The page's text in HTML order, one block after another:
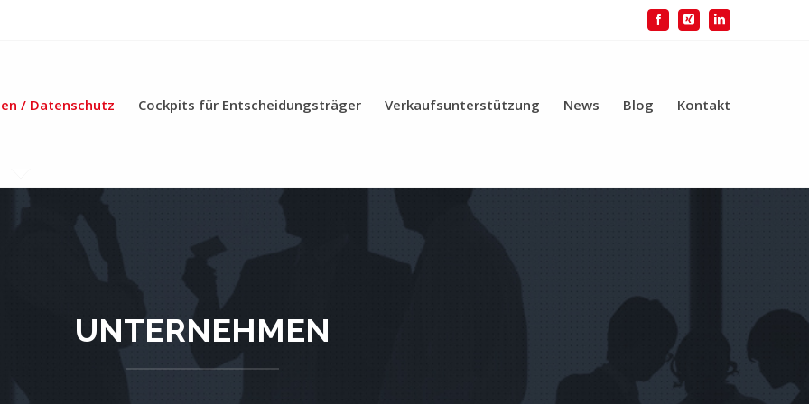
FacebookXing LinkedIn
/ Datenschutz Cockpits für Entscheidungsträger Verkaufsunterstützung News Blog Kontakt
UNTERNEHMEN